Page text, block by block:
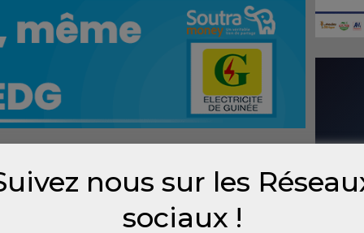
nous sur les
sociaux !